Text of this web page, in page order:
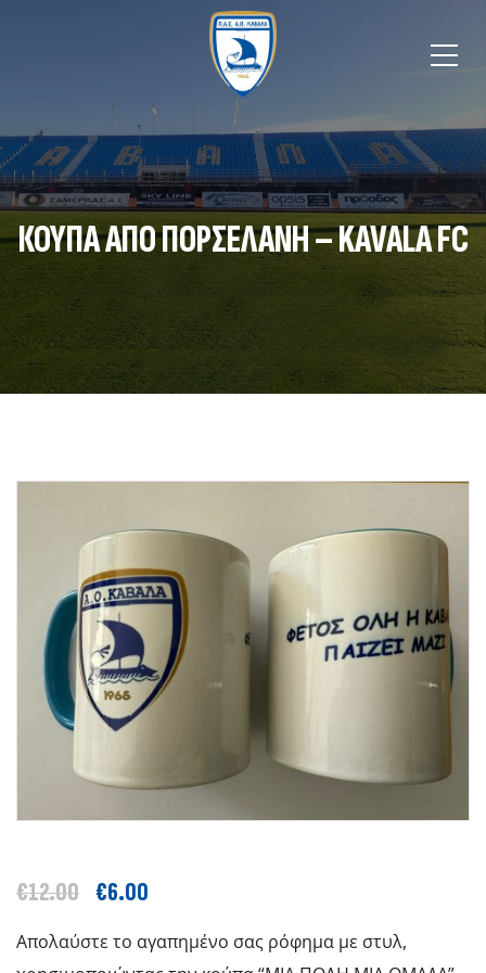
ΚΟΥΠΑ ΑΠΟ ΠΟΡΣΕΛΑΝΗ – KAVALA FC
€12.00 €6.00
Απολαύστε το αγαπημένο σας ρόφημα με στυλ,